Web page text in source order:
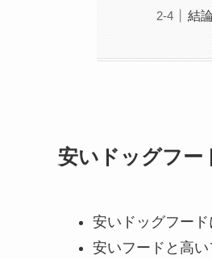
結
安いドッグフー
安いドッグフー
安いフードと高